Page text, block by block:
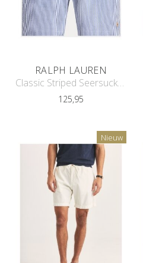
RALPH LAUREN
Classic Striped Seersucker Swim Trun
125,95
Nieuw